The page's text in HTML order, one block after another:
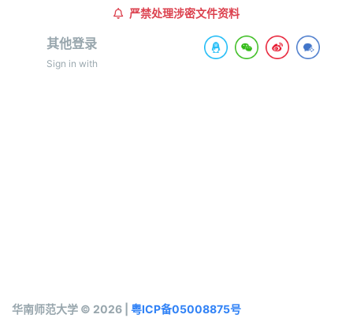
严禁处理涉密文件资料
其他登录
Sign in with
华南师范大学 © 2026 | 粤ICP备05008875号